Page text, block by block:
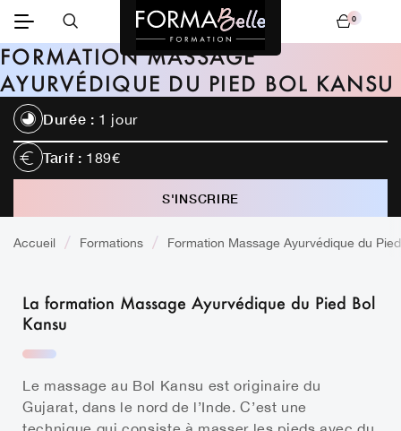
0
FORMATION MASSAGE
AYURVÉDIQUE DU PIED BOL KANSU
Durée : 1 jour
Tarif : 189€
TÉLÉCHARGER LE CONTENU
S'INSCRIRE
Accueil Formations Formation Massage Ayurvédique du
La formation Massage Ayurvédique du Pied Bol
Kansu
Le massage au Bol Kansu est originaire du
Gujarat, dans le nord de l’Inde. C’est une